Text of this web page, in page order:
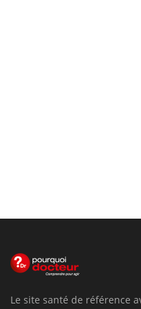
Le site santé de référence